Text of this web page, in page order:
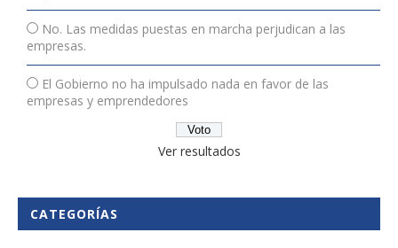
No. Las medidas puestas en marcha perjudican a las
empresas.
El Gobierno no ha impulsado nada en favor de las
empresas y emprendedores
Ver resultados
CATEGORÍAS